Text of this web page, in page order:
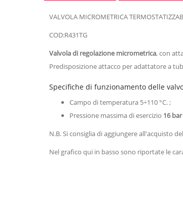
VALVOLA MICROMETRICA
COD:R431TG
Valvola di regolazione micrometrica, con
Predisposizione attacco per adattatore a
Specifiche di funzionamento delle
Campo di temperatura 5÷110 °C. ;
Pressione massima di esercizio 16 bar
N.B. Si consiglia di aggiungere all'acquisto
Nel grafico qui in basso sono riportate le